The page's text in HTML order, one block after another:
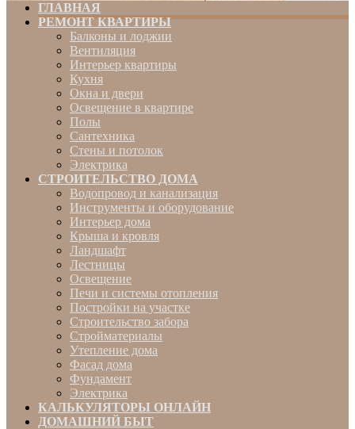
ГЛАВНАЯ
РЕМОНТ КВАРТИРЫ
Балконы и лоджии
Вентиляция
Интерьер квартиры
Кухня
Окна и двери
Освещение в квартире
Полы
Сантехника
Стены и потолок
Электрика
СТРОИТЕЛЬСТВО ДОМА
Водопровод и канализация
Инструменты и оборудование
Интерьер дома
Крыша и кровля
Ландшафт
Лестницы
Освещение
Печи и системы отопления
Постройки на участке
Строительство забора
Стройматериалы
Утепление дома
Фасад дома
Фундамент
Электрика
КАЛЬКУЛЯТОРЫ ОНЛАЙН
ДОМАШНИЙ БЫТ